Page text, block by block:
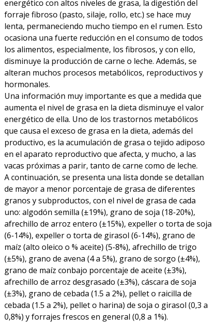
energético con altos niveles de grasa, la digestión del
forraje fibroso (pasto, silaje, rollo, etc.) se hace muy
lenta, permaneciendo mucho tiempo en el rumen. Esto
ocasiona una fuerte reducción en el consumo de todos
los alimentos, especialmente, los fibrosos, y con ello,
disminuye la producción de carne o leche. Además, se
alteran muchos procesos metabólicos, reproductivos y
hormonales.
Una información muy importante es que a medida que
aumenta el nivel de grasa en la dieta disminuye el valor
energético de ella. Uno de los trastornos metabólicos
que causa el exceso de grasa en la dieta, además del
productivo, es la acumulación de grasa o tejido adiposo
en el aparato reproductivo que afecta, y mucho, a las
vacas próximas a parir, tanto de carne como de leche.
A continuación, se presenta una lista donde se detallan
de mayor a menor porcentaje de grasa de diferentes
granos y subproductos, con el nivel de grasa de cada
uno: algodón semilla (±19%), grano de soja (18-20%),
afrechillo de arroz entero (±15%), expeller o torta de soja
(6-14%), expeller o torta de girasol (6-14%), grano de
maíz (alto oleico o % aceite) (5-8%), afrechillo de trigo
(±5%), grano de avena (4 a 5%), grano de sorgo (±4%),
grano de maíz conbajo porcentaje de aceite (±3%),
afrechillo de arroz desgrasado (±3%), cáscara de soja
(±3%), grano de cebada (1.5 a 2%), pellet o raicilla de
cebada (1.5 a 2%), pellet o harina) de soja o girasol (0,3 a
0,8%) y forrajes frescos en general (0,8 a 1%).